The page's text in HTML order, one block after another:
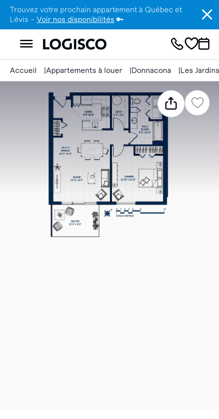
Trouvez votre prochain appartement à Québec et
Lévis – Voir nos disponibilités 🔑
Accueil Appartements à louer Donnacona Les